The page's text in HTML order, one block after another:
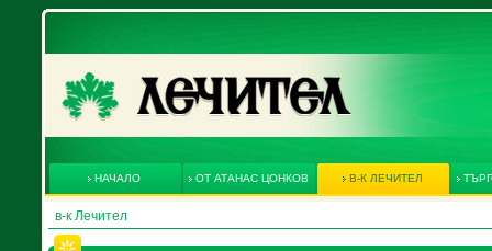
НАЧАЛО ОТ АТАНАС ЦОНКОВ В-К ЛЕЧИТЕЛ
в-к Лечител